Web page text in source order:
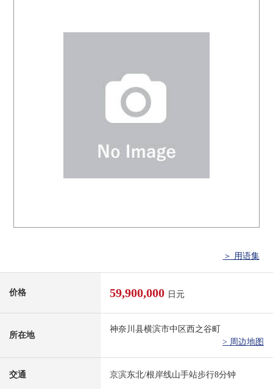
＞ 用语集
价格 59,900,000 日元
所在地
神奈川县横滨市中区西之谷町
> 周边地图
交通 京滨东北/根岸线山手站步行8分钟